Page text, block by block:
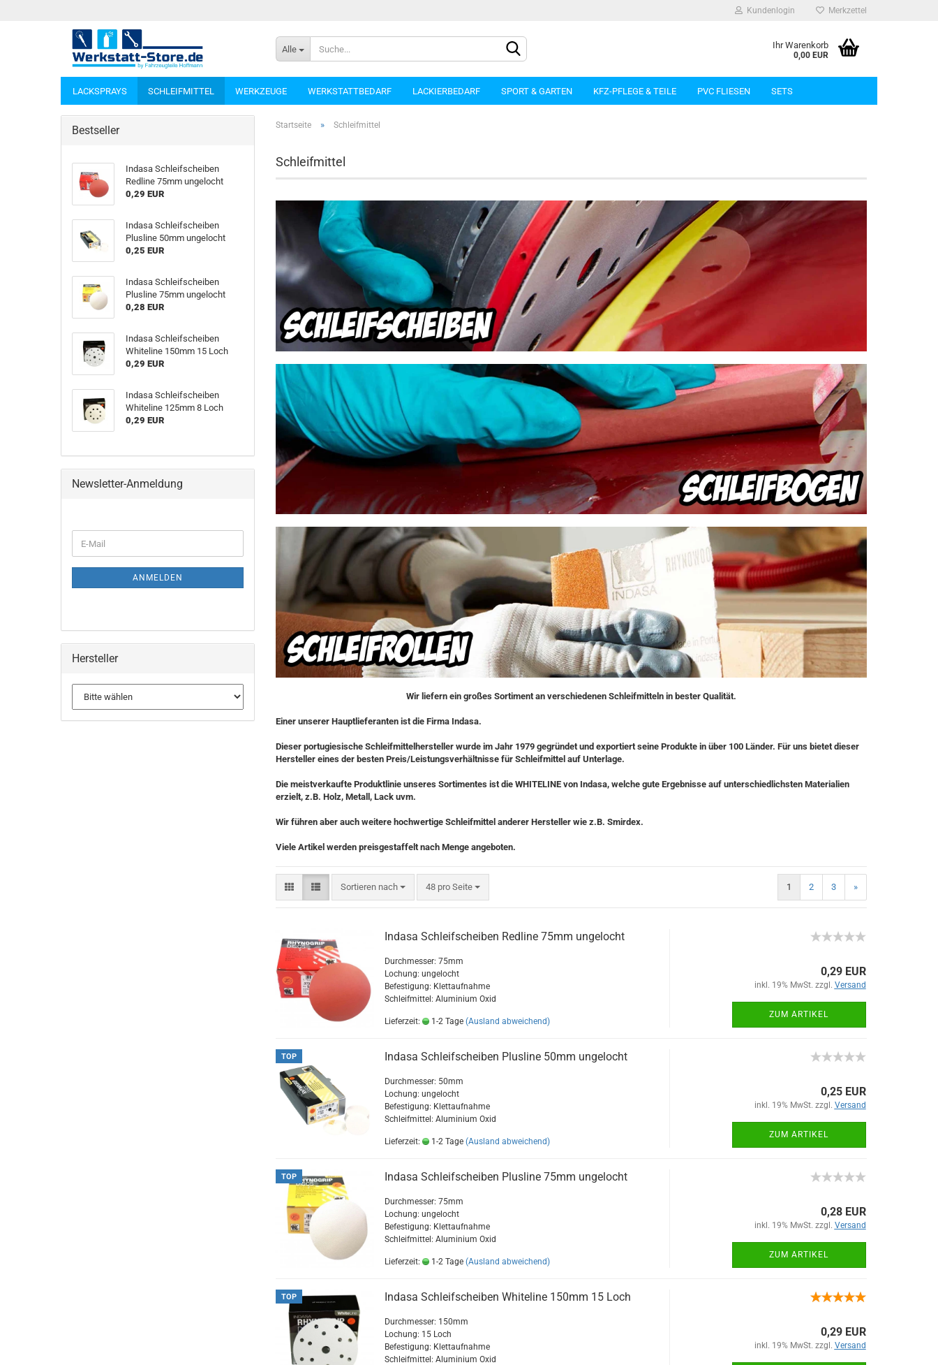
Kundenlogin
Konto erstellen
Passwort vergessen?
Merkzettel
Alle Ihr Warenkorb
0,00 EUR
LACKSPRAYS SCHLEIFMITTEL WERKZEUGE WERKSTATTBEDARF LACKIERBEDARF SPORT & GARTEN KFZ-PFLEGE & TEILE PVC FLIESEN SETS
Startseite » Schleifmittel
Schleifmittel
Wir liefern ein großes Sortiment an verschiedenen Schleifmitteln in bester Qualität.
Einer unserer Hauptlieferanten ist die Firma Indasa.
Dieser portugiesische Schleifmittelhersteller wurde im Jahr 1979 gegründet und exportiert seine Produkte in über 100 Länder. Für uns bietet dieser
Hersteller eines der besten Preis/Leistungsverhältnisse für Schleifmittel auf Unterlage.
Die meistverkaufte Produktlinie unseres Sortimentes ist die WHITELINE von Indasa, welche gute Ergebnisse auf unterschiedlichsten Materialien
erzielt, z.B. Holz, Metall, Lack uvm.
Wir führen aber auch weitere hochwertige Schleifmittel anderer Hersteller wie z.B. Smirdex.
Viele Artikel werden preisgestaffelt nach Menge angeboten.
Sortieren nach 48 pro Seite 1 2 3 »
Indasa Schleifscheiben Redline 75mm ungelocht
Durchmesser: 75mm
Lochung: ungelocht
Befestigung: Klettaufnahme
Schleifmittel: Aluminium Oxid
Lieferzeit: 1-2 Tage (Ausland abweichend)
0,29 EUR
inkl. 19% MwSt. zzgl. Versand
ZUM ARTIKEL
TOP Indasa Schleifscheiben Plusline 50mm ungelocht
Durchmesser: 50mm
Lochung: ungelocht
Befestigung: Klettaufnahme
Schleifmittel: Aluminium Oxid
Lieferzeit: 1-2 Tage (Ausland abweichend)
0,25 EUR
inkl. 19% MwSt. zzgl. Versand
ZUM ARTIKEL
TOP Indasa Schleifscheiben Plusline 75mm ungelocht
Durchmesser: 75mm
Lochung: ungelocht
Befestigung: Klettaufnahme
Schleifmittel: Aluminium Oxid
Lieferzeit: 1-2 Tage (Ausland abweichend)
0,28 EUR
inkl. 19% MwSt. zzgl. Versand
ZUM ARTIKEL
TOP Indasa Schleifscheiben Whiteline 150mm 15 Loch
Durchmesser: 150mm
Lochung: 15 Loch
Befestigung: Klettaufnahme
Schleifmittel: Aluminium Oxid
0,29 EUR
inkl. 19% MwSt. zzgl. Versand
Bestseller
Indasa Schleifscheiben
Redline 75mm ungelocht
0,29 EUR
Indasa Schleifscheiben
Plusline 50mm ungelocht
0,25 EUR
Indasa Schleifscheiben
Plusline 75mm ungelocht
0,28 EUR
Indasa Schleifscheiben
Whiteline 150mm 15 Loch
0,29 EUR
Indasa Schleifscheiben
Whiteline 125mm 8 Loch
0,29 EUR
Newsletter-Anmeldung
ANMELDEN
Hersteller